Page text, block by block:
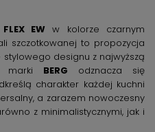
EW w kolorze czarnym
szczotkowanej to propozycja
designu z najwyższą
marki BERG odznacza się
charakter każdej kuchni
a zarazem nowoczesny
z minimalistycznymi, jak i